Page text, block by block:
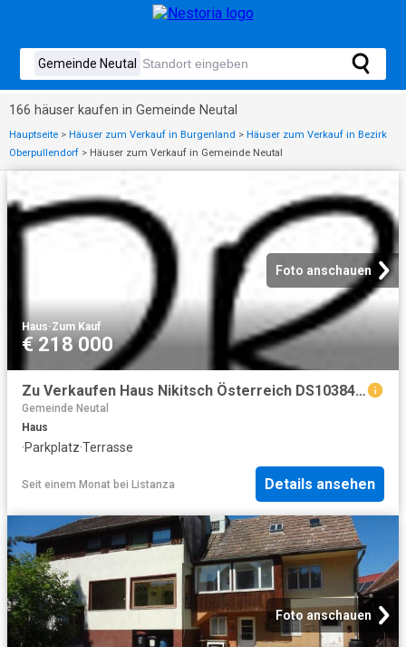
166 häuser kaufen in Gemeinde Neutal
Hauptseite > Häuser zum Verkauf in Burgenland > Häuser zum Verkauf in Bezirk
Oberpullendorf > Häuser zum Verkauf in Gemeinde Neutal
Foto anschauen
Haus·Zum Kauf
€ 218 000
Zu Verkaufen Haus Nikitsch Österreich DS103843165
Gemeinde Neutal
Haus
·Parkplatz·Terrasse
Seit einem Monat bei Listanza Details ansehen
Foto anschauen